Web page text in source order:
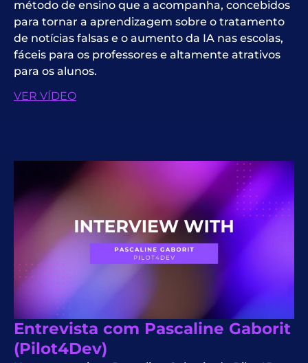
método de ensino que a acompanha, concebidos
para tornar a aprendizagem sobre o tratamento
de notícias falsas e o aumento da IA nas escolas,
fáceis para os professores e altamente atrativos
para os alunos.
VER VÍDEO
Entrevista com Pascaline Gaborit
(Pilot4Dev)